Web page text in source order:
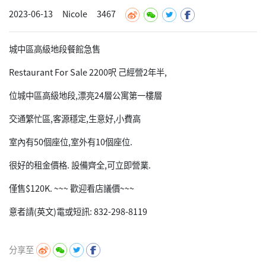
2023-06-13 Nicole 3467
城中區高級地段餐館急售
Restaurant For Sale 2200呎 己經營2年半,
位城中區高級地段,漂亮24層公寓第一樓層
交通繁忙區,客源穩定,生意好,小費高
室內有50個座位,室外有10個座位.
很好的租金價格. 設備齊全,可立即營業.
僅售$120K. ~~~ 歡迎看店議價~~~
意者請(英文)電或短訊: 832-298-8119
分享至